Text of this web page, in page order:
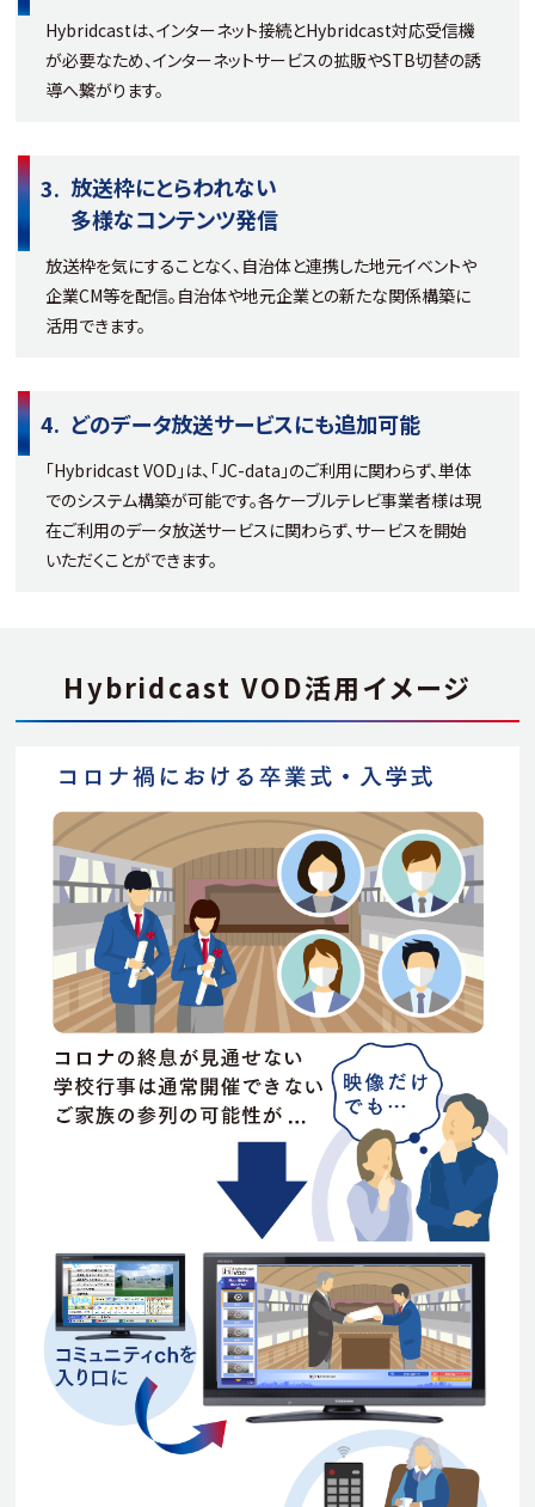
Hybridcastは、インターネット接続とHybridcast対応受信機
が必要なため、インターネットサービスの拡販やSTB切替の誘
導へ繋がります。
放送枠にとらわれない
多様なコンテンツ発信
放送枠を気にすることなく、自治体と連携した地元イベントや
企業CM等を配信。自治体や地元企業との新たな関係構築に
活用できます。
どのデータ放送サービスにも追加可能
「Hybridcast VOD」は、「JC-data」のご利用に関わらず、単体
でのシステム構築が可能です。各ケーブルテレビ事業者様は現
在ご利用のデータ放送サービスに関わらず、サービスを開始
いただくことができます。
Hybridcast VOD活用イメージ